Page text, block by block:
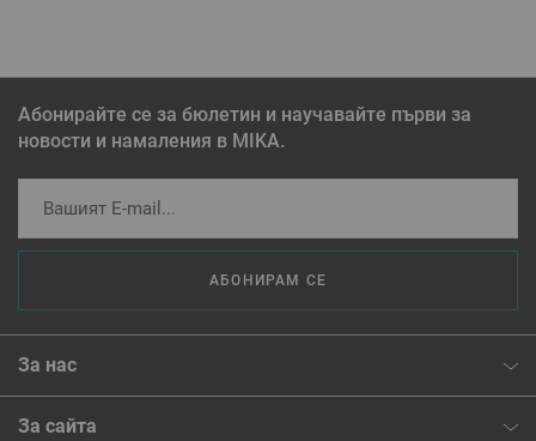
Абонирайте се за бюлетин и научавайте първи за
новости и намаления в MIKA.
АБОНИРАМ СЕ
За нас
За сайта